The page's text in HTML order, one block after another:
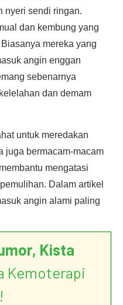
nyeri sendi ringan.
dan kembung yang
mereka yang
angin enggan
sebenarnya
dan demam
untuk meredakan
juga bermacam-macam
mengatasi
Dalam artikel
angin alami paling
Kista
Kemoterapi